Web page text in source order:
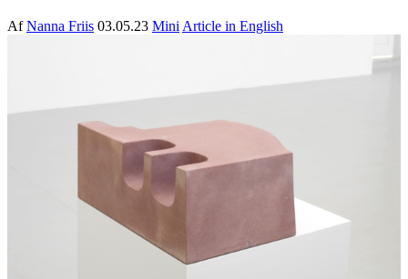
AfNanna Friis 03.05.23 Mini Article in English